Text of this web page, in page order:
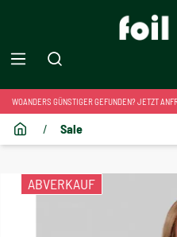
WOANDERS GÜNSTIGER GEFUNDEN? JETZT
/ Sale
ABVERKAUF